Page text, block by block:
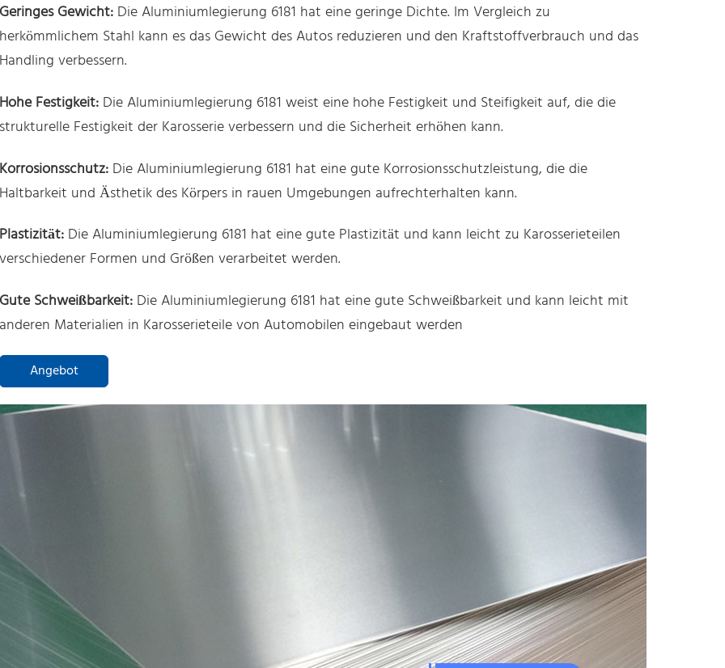
Geringes Gewicht: Die Aluminiumlegierung 6181 hat eine geringe Dichte. Im Vergleich zu
herkömmlichem Stahl kann es das Gewicht des Autos reduzieren und den Kraftstoffverbrauch und das
Handling verbessern.
Hohe Festigkeit: Die Aluminiumlegierung 6181 weist eine hohe Festigkeit und Steifigkeit auf, die die
strukturelle Festigkeit der Karosserie verbessern und die Sicherheit erhöhen kann.
Korrosionsschutz: Die Aluminiumlegierung 6181 hat eine gute Korrosionsschutzleistung, die die
Haltbarkeit und Ästhetik des Körpers in rauen Umgebungen aufrechterhalten kann.
Plastizität: Die Aluminiumlegierung 6181 hat eine gute Plastizität und kann leicht zu Karosserieteilen
verschiedener Formen und Größen verarbeitet werden.
Gute Schweißbarkeit: Die Aluminiumlegierung 6181 hat eine gute Schweißbarkeit und kann leicht mit
anderen Materialien in Karosserieteile von Automobilen eingebaut werden
Angebot